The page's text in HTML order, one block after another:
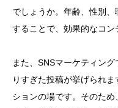
でしょうか。年齢、性別
することで、効果的なコン
また、SNSマーケティン
りすぎた投稿が挙げられ
ションの場です。そのた